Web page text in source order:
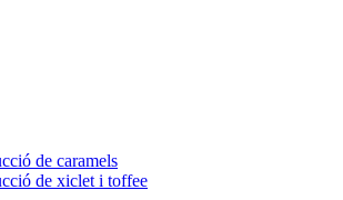
de caramels
de xiclet i toffee